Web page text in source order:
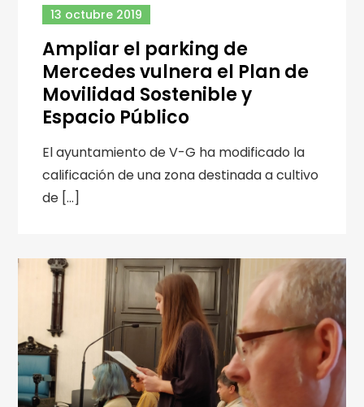
13 octubre 2019
Ampliar el parking de
Mercedes vulnera el Plan de
Movilidad Sostenible y
Espacio Público
El ayuntamiento de V-G ha modificado la
calificación de una zona destinada a cultivo
de […]